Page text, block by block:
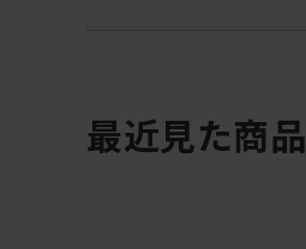
最近見た商品